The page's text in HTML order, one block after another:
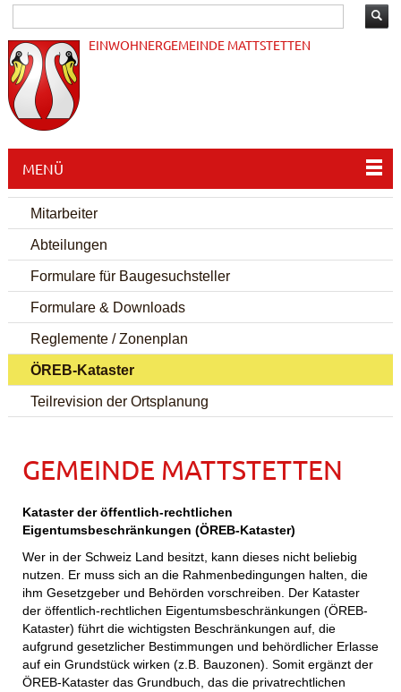
EINWOHNERGEMEINDE MATTSTETTEN
MENÜ
Mitarbeiter
Abteilungen
Formulare für Baugesuchsteller
Formulare & Downloads
Reglemente / Zonenplan
ÖREB-Kataster
Teilrevision der Ortsplanung
GEMEINDE MATTSTETTEN
Kataster der öffentlich-rechtlichen
Eigentumsbeschränkungen (ÖREB-Kataster)
Wer in der Schweiz Land besitzt, kann dieses nicht beliebig
nutzen. Er muss sich an die Rahmenbedingungen halten, die
ihm Gesetzgeber und Behörden vorschreiben. Der Kataster
der öffentlich-rechtlichen Eigentumsbeschränkungen (ÖREB-
Kataster) führt die wichtigsten Beschränkungen auf, die
aufgrund gesetzlicher Bestimmungen und behördlicher Erlasse
auf ein Grundstück wirken (z.B. Bauzonen). Somit ergänzt der
ÖREB-Kataster das Grundbuch, das die privatrechtlichen